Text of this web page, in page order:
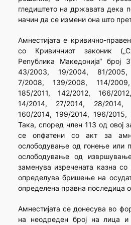
гледиштето на државата дека
начин да се измени она што
Амнестијата е кривично-
со Кривичниот законик
Република Македонија“
43/2003, 19/2004, 81/
7/2008, 139/2008, 114/
185/2011, 142/2012, 166/
14/2014, 27/2014, 28/2014,
160/2014, 199/2014, 196/
Така, според член 113 од овој
се опфатени со акт за
ослободување од гонење или
ослободување од
заменува изречената казна
определува бришење на
определена правна последица
Амнестијата се донесува во
на неодреден број на лица и